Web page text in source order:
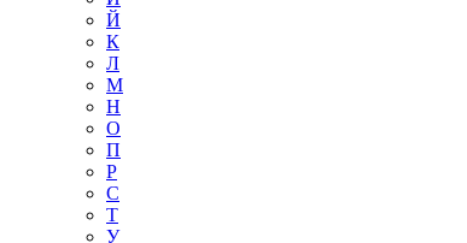
Й
К
Л
М
Н
О
П
Р
С
Т
У